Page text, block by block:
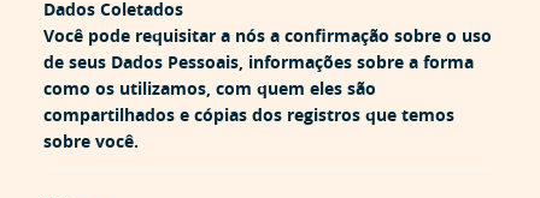
Dados Coletados
Você pode requisitar a nós a confirmação sobre o uso
de seus Dados Pessoais, informações sobre a forma
como os utilizamos, com quem eles são
compartilhados e cópias dos registros que temos
sobre você.